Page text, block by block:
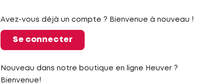
Avez-vous déjà un compte ? Bienvenue à nouveau !
Se connecter
Nouveau dans notre boutique en ligne Heuver ?
Bienvenue!